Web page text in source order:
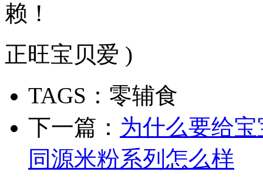
赖！
正旺宝贝爱 )
TAGS：零辅食
下一篇： 为什么要给
同源米粉系列怎么样